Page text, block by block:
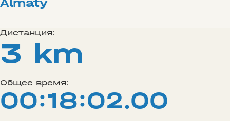
Almaty
Дистанция:
3 km
Общее время:
00:18:02.00